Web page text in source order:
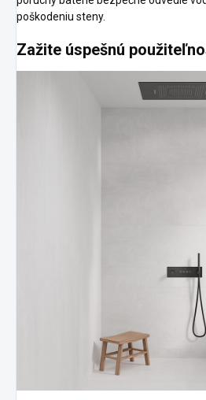
poškodeniu steny.
Zažite úspešnú